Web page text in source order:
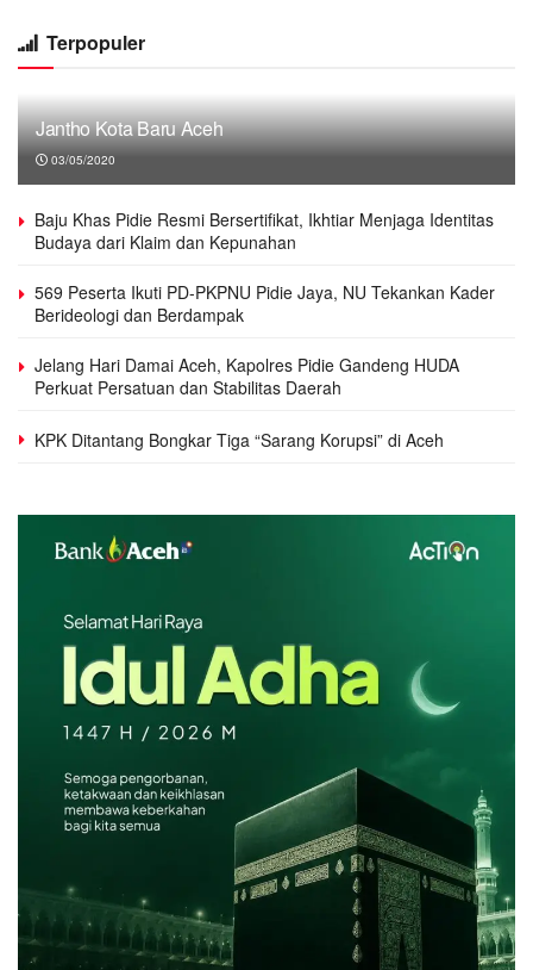
Terpopuler
Jantho Kota Baru Aceh
03/05/2020
Baju Khas Pidie Resmi Bersertifikat, Ikhtiar Menjaga Identitas
Budaya dari Klaim dan Kepunahan
569 Peserta Ikuti PD-PKPNU Pidie Jaya, NU Tekankan Kader
Berideologi dan Berdampak
Jelang Hari Damai Aceh, Kapolres Pidie Gandeng HUDA
Perkuat Persatuan dan Stabilitas Daerah
KPK Ditantang Bongkar Tiga “Sarang Korupsi” di Aceh